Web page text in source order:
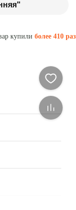
купили более 410 раз